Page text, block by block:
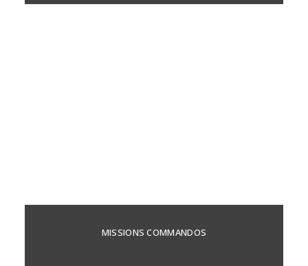
MISSIONS COMMANDOS